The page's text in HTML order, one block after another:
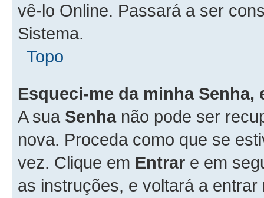
vê-lo Online. Passará a ser
Sistema.
Topo
Esqueci-me da minha Senha,
A sua Senhanão pode ser
nova. Proceda como que se
vez. Clique em Entrar e em
as instruções, e voltará a